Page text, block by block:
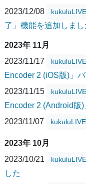
2023/12/08 kukuluLIVE
了」機能を追加しまし
2023年 11月
2023/11/17
kukuluLIVE
Encoder 2 (iOS版)」
2023/11/15
kukuluLIVE
Encoder 2 (Android版
2023/11/07
kukuluLIVE
2023年 10月
2023/10/21
kukuluLIVE
した